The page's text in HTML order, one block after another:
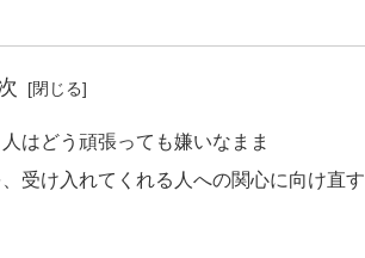
はどう頑張っても嫌いなまま
受け入れてくれる人への関心に向け直す